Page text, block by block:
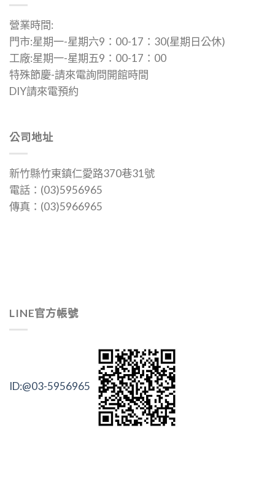
產
營業時間:
門市:星期一-星期六9：00-17：30(星期日公休)
工廠:星期一-星期五9：00-17：00
特殊節慶-請來電詢問開館時間
DIY請來電預約
公司地址
新竹縣竹東鎮仁愛路370巷31號
電話：(03)5956965
傳真：(03)5966965
LINE官方帳號
ID:@03-5956965